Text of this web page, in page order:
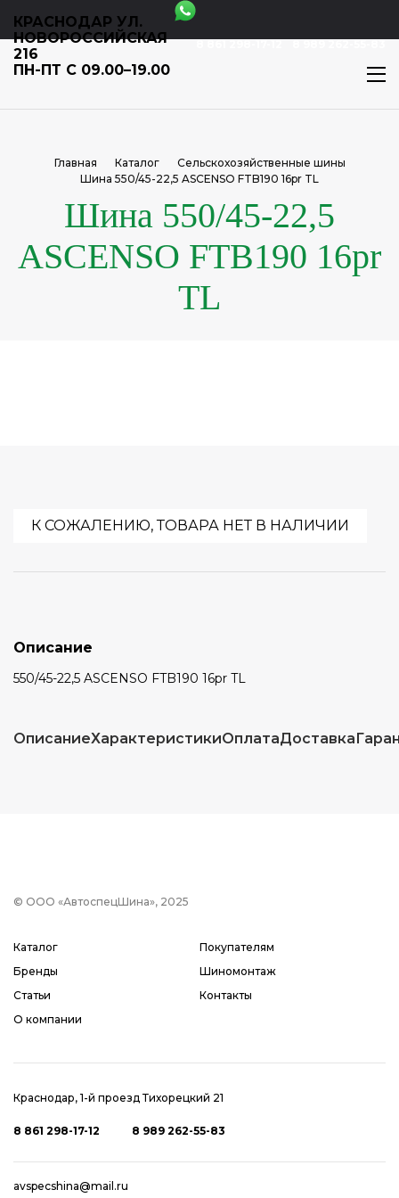
КРАСНОДАР УЛ.
НОВОРОССИЙСКАЯ
216
ПН-ПТ С 09.00–19.00
8 861 298-17-12 8 989 262-55-83
Главная Каталог
Сельскохозяйственные шины
Шина 550/45-22,5 ASCENSO FTB190 16pr TL
Шина 550/45-22,5
ASCENSO FTB190 16pr
TL
К СОЖАЛЕНИЮ, ТОВАРА НЕТ В НАЛИЧИИ
Описание
550/45-22,5 ASCENSO FTB190 16pr TL
ОписаниеХарактеристикиОплатаДоставка
© ООО «АвтоспецШина», 2025
Каталог
Бренды
Статьи
О компании
Покупателям
Шиномонтаж
Контакты
Краснодар, 1-й проезд Тихорецкий 21
8 861 298-17-12 8 989 262-55-83
avspecshina@mail.ru